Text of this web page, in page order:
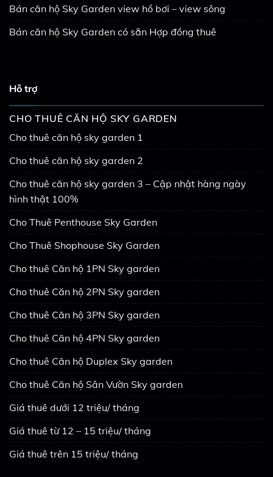
Bán căn hộ Sky Garden view hồ bơi – view sông
Bán căn hộ Sky Garden có sẵn Hợp đồng thuê
Hỗ trợ
CHO THUÊ CĂN HỘ SKY GARDEN
Cho thuê căn hộ sky garden 1
Cho thuê căn hộ sky garden 2
Cho thuê căn hộ sky garden 3 – Cập nhật hàng ngày
hình thật 100%
Cho Thuê Penthouse Sky Garden
Cho Thuê Shophouse Sky Garden
Cho thuê Căn hộ 1PN Sky garden
Cho thuê Căn hộ 2PN Sky garden
Cho thuê Căn hộ 3PN Sky garden
Cho thuê Căn hộ 4PN Sky garden
Cho thuê Căn hộ Duplex Sky garden
Cho thuê Căn hộ Sân Vườn Sky garden
Giá thuê dưới 12 triệu/ tháng
Giá thuê từ 12 – 15 triệu/ tháng
Giá thuê trên 15 triệu/ tháng